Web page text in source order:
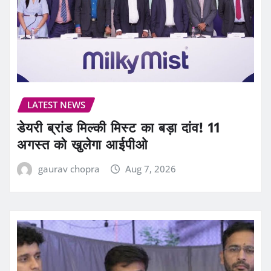
LATEST NEWS
डेयरी ब्रांड मिल्की मिस्ट का बड़ा दांव! 11
अगस्त को खुलेगा आईपीओ
gaurav chopra Aug 7, 2026